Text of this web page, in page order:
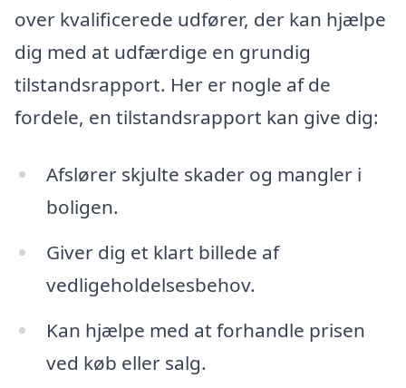
over kvalificerede udfører, der kan hjælpe
dig med at udfærdige en grundig
tilstandsrapport. Her er nogle af de
fordele, en tilstandsrapport kan give dig:
Afslører skjulte skader og mangler i
boligen.
Giver dig et klart billede af
vedligeholdelsesbehov.
Kan hjælpe med at forhandle prisen
ved køb eller salg.